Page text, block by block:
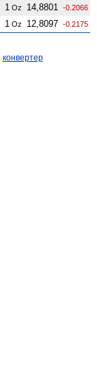
1 Oz 14,8801 -0.2066
1 Oz 12,8097 -0.2175
конвертер